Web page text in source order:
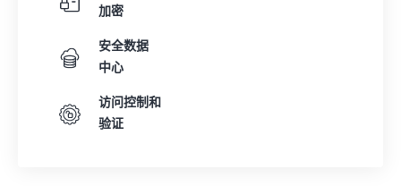
加密
安全数据
中心
访问控制和
验证